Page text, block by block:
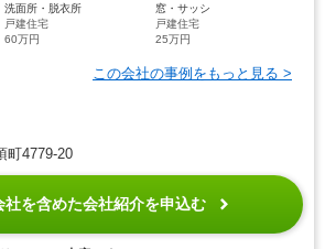
洗面所・脱衣所
戸建住宅
60万円
窓・サッシ
戸建住宅
25万円
この会社の事例をもっと見る >
町4779-20
社を含めた会社紹介を申込む